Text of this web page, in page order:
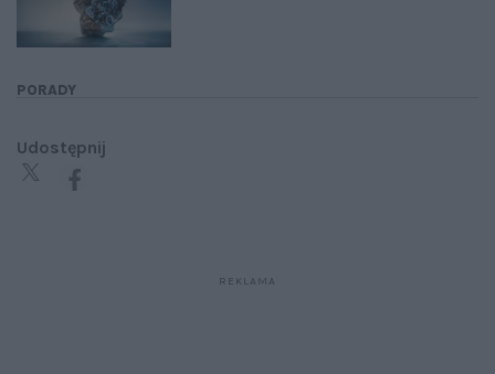
PORADY
Udostępnij